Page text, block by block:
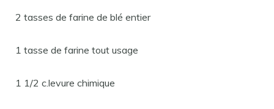
2 tasses de farine de blé entier
1 tasse de farine tout usage
1 1/2 c.levure chimique